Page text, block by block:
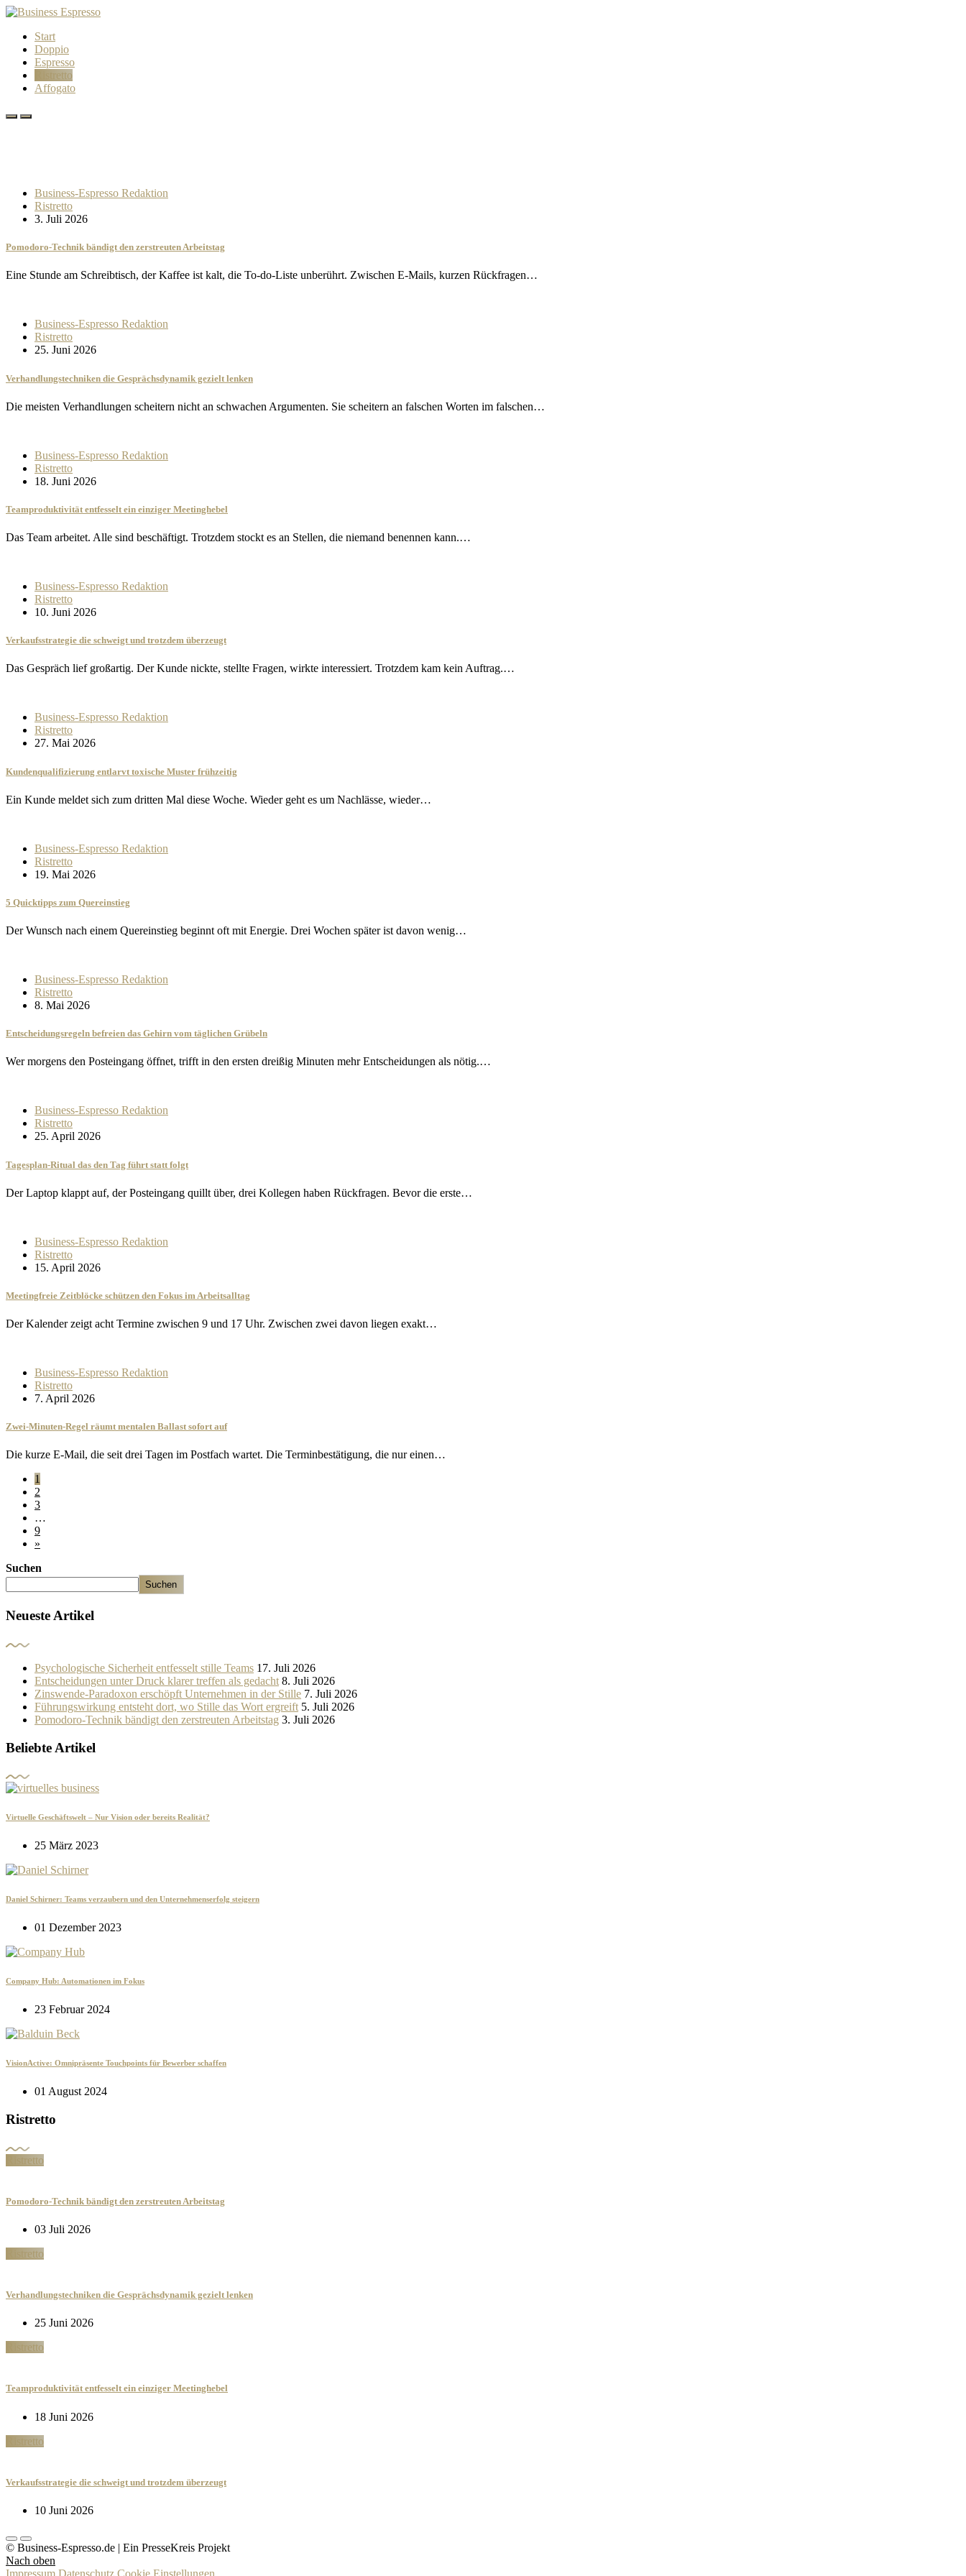
Start
Doppio
Espresso
Ristretto
Affogato
Business-Espresso Redaktion
Ristretto
3. Juli 2026
Pomodoro-Technik bändigt den zerstreuten Arbeitstag
Eine Stunde am Schreibtisch, der Kaffee ist kalt, die To-do-Liste unberührt. Zwischen E-Mails, kurzen Rückfragen…
Business-Espresso Redaktion
Ristretto
25. Juni 2026
Verhandlungstechniken die Gesprächsdynamik gezielt lenken
Die meisten Verhandlungen scheitern nicht an schwachen Argumenten. Sie scheitern an falschen Worten im falschen…
Business-Espresso Redaktion
Ristretto
18. Juni 2026
Teamproduktivität entfesselt ein einziger Meetinghebel
Das Team arbeitet. Alle sind beschäftigt. Trotzdem stockt es an Stellen, die niemand benennen kann.…
Business-Espresso Redaktion
Ristretto
10. Juni 2026
Verkaufsstrategie die schweigt und trotzdem überzeugt
Das Gespräch lief großartig. Der Kunde nickte, stellte Fragen, wirkte interessiert. Trotzdem kam kein Auftrag.…
Business-Espresso Redaktion
Ristretto
27. Mai 2026
Kundenqualifizierung entlarvt toxische Muster frühzeitig
Ein Kunde meldet sich zum dritten Mal diese Woche. Wieder geht es um Nachlässe, wieder…
Business-Espresso Redaktion
Ristretto
19. Mai 2026
5 Quicktipps zum Quereinstieg
Der Wunsch nach einem Quereinstieg beginnt oft mit Energie. Drei Wochen später ist davon wenig…
Business-Espresso Redaktion
Ristretto
8. Mai 2026
Entscheidungsregeln befreien das Gehirn vom täglichen Grübeln
Wer morgens den Posteingang öffnet, trifft in den ersten dreißig Minuten mehr Entscheidungen als nötig.…
Business-Espresso Redaktion
Ristretto
25. April 2026
Tagesplan-Ritual das den Tag führt statt folgt
Der Laptop klappt auf, der Posteingang quillt über, drei Kollegen haben Rückfragen. Bevor die erste…
Business-Espresso Redaktion
Ristretto
15. April 2026
Meetingfreie Zeitblöcke schützen den Fokus im Arbeitsalltag
Der Kalender zeigt acht Termine zwischen 9 und 17 Uhr. Zwischen zwei davon liegen exakt…
Business-Espresso Redaktion
Ristretto
7. April 2026
Zwei-Minuten-Regel räumt mentalen Ballast sofort auf
Die kurze E-Mail, die seit drei Tagen im Postfach wartet. Die Terminbestätigung, die nur einen…
1
2
3
…
9
»
Suchen
Suchen
Neueste Artikel
Psychologische Sicherheit entfesselt stille Teams 17. Juli 2026
Entscheidungen unter Druck klarer treffen als gedacht 8. Juli 2026
Zinswende-Paradoxon erschöpft Unternehmen in der Stille 7. Juli 2026
Führungswirkung entsteht dort, wo Stille das Wort ergreift 5. Juli 2026
Pomodoro-Technik bändigt den zerstreuten Arbeitstag 3. Juli 2026
Beliebte Artikel
Virtuelle Geschäftswelt – Nur Vision oder bereits Realität?
25 März 2023
Daniel Schirner: Teams verzaubern und den Unternehmenserfolg steigern
01 Dezember 2023
Company Hub: Automationen im Fokus
23 Februar 2024
VisionActive: Omnipräsente Touchpoints für Bewerber schaffen
01 August 2024
Ristretto
Ristretto
Pomodoro-Technik bändigt den zerstreuten Arbeitstag
03 Juli 2026
Ristretto
Verhandlungstechniken die Gesprächsdynamik gezielt lenken
25 Juni 2026
Ristretto
Teamproduktivität entfesselt ein einziger Meetinghebel
18 Juni 2026
Ristretto
Verkaufsstrategie die schweigt und trotzdem überzeugt
10 Juni 2026
© Business-Espresso.de | Ein PresseKreis Projekt
Nach oben
Impressum Datenschutz Cookie Einstellungen